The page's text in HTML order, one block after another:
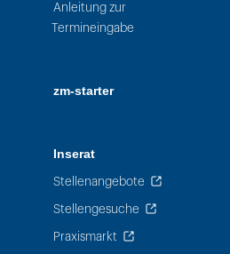
Anleitung zur
Termineingabe
zm-starter
Inserat
Stellenangebote
Stellengesuche
Praxismarkt